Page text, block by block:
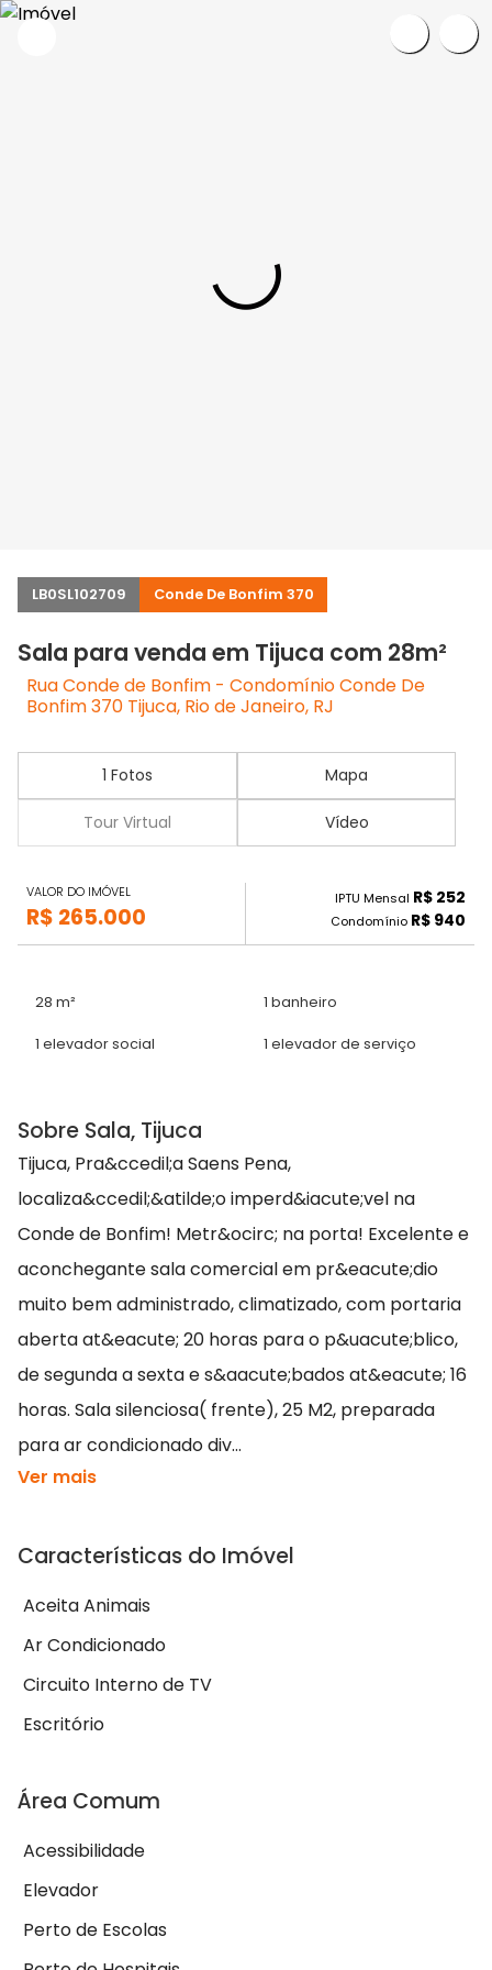
LB0SL102709 Conde De Bonfim 370
Sala para venda em Tijuca com 28m²
Rua Conde de Bonfim - Condomínio Conde De
Bonfim 370 Tijuca, Rio de Janeiro, RJ
1 Fotos Mapa
Tour Virtual Vídeo
VALOR DO IMÓVEL
R$ 265.000
IPTU Mensal R$ 252
Condomínio R$ 940
28 m² 1 banheiro
1 elevador social 1 elevador de serviço
Sobre Sala, Tijuca
Tijuca, Pra&ccedil;a Saens Pena,
localiza&ccedil;&atilde;o imperd&iacute;vel na
Conde de Bonfim! Metr&ocirc; na porta! Excelente e
aconchegante sala comercial em pr&eacute;dio
muito bem administrado, climatizado, com portaria
aberta at&eacute; 20 horas para o p&uacute;blico,
de segunda a sexta e s&aacute;bados at&eacute; 16
horas. Sala silenciosa( frente), 25 M2, preparada
para ar condicionado div...
Ver mais
Características do Imóvel
Aceita Animais
Ar Condicionado
Circuito Interno de TV
Escritório
Área Comum
Acessibilidade
Elevador
Perto de Escolas